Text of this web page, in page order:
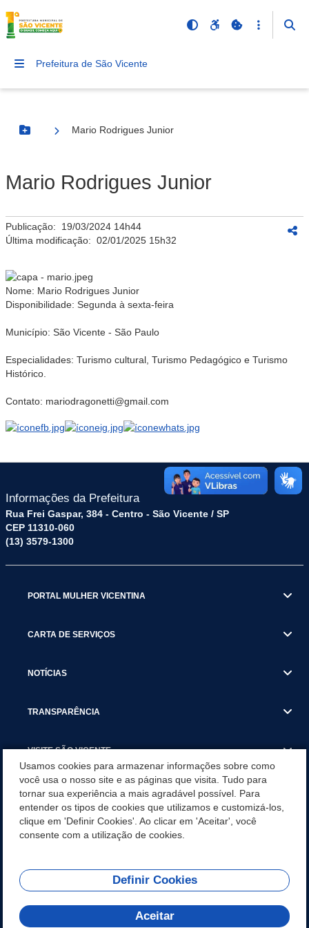
Prefeitura de São Vicente
Botão Menu
Mario Rodrigues Junior
Mario Rodrigues Junior
Publicação: 19/03/2024 14h44
Última modificação: 02/01/2025 15h32
Nome: Mario Rodrigues Junior
Disponibilidade: Segunda à sexta-feira
Município: São Vicente - São Paulo
Especialidades: Turismo cultural, Turismo Pedagógico e Turismo
Histórico.
Contato: mariodragonetti@gmail.com
Informações da Prefeitura
Rua Frei Gaspar, 384 - Centro - São Vicente / SP
CEP 11310-060
(13) 3579-1300
PORTAL MULHER VICENTINA
CARTA DE SERVIÇOS
NOTÍCIAS
TRANSPARÊNCIA
VISITE SÃO VICENTE
SÃO VICENTE REFORÇA REDE DE PROTEÇÃO ÀS MULHERES
DURANTE O AGOSTO LILÁS COM AÇÕES DE
CONSCIENTIZAÇÃO E ACOLHIMENTO
REDES SOCIAIS
Usamos cookies para armazenar informações sobre como
você usa o nosso site e as páginas que visita. Tudo para
tornar sua experiência a mais agradável possível. Para
entender os tipos de cookies que utilizamos e customizá-los,
clique em 'Definir Cookies'. Ao clicar em 'Aceitar', você
consente com a utilização de cookies.
Definir Cookies
Aceitar
Olá! Como
posso te ajudar?